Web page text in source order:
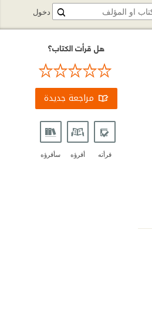
هل قرأت الكتاب؟
مراجعة جديدة
قرأته أقرؤه سأقرؤه
دخول